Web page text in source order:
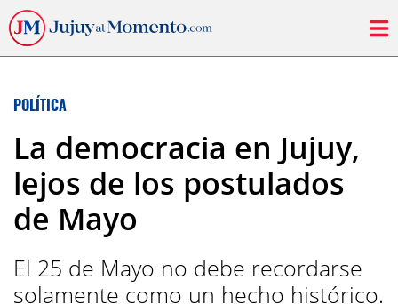
POLÍTICA
La democracia en Jujuy,
lejos de los postulados
de Mayo
El 25 de Mayo no debe recordarse
solamente como un hecho histórico.